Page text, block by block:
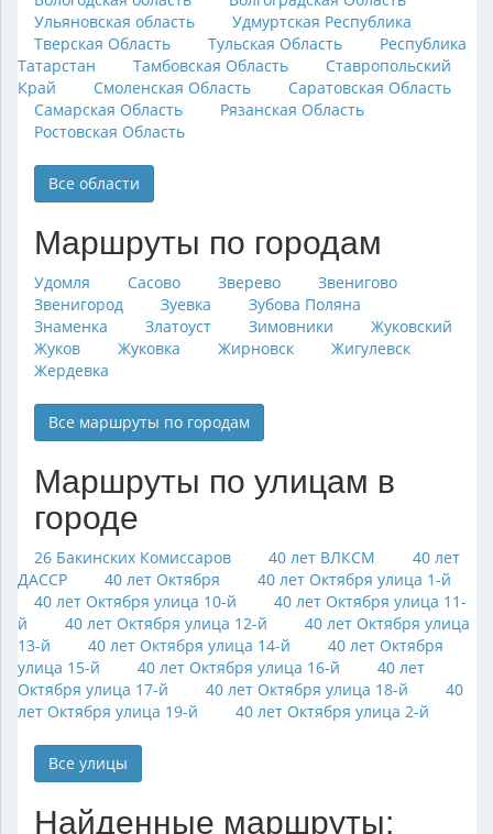
Ульяновская область
Удмуртская Республика
Тверская Область
Тульская Область
Республика
Татарстан
Тамбовская Область
Ставропольский
Край
Смоленская Область
Саратовская Область
Самарская Область
Рязанская Область
Ростовская Область
Все области
Маршруты по городам
Удомля Сасово Зверево
Звенигово
Звенигород
Зуевка
Зубова Поляна
Знаменка
Златоуст Зимовники
Жуковский
Жуков
Жуковка Жирновск
Жигулевск
Жердевка
Все маршруты по городам
Маршруты по улицам в
городе
26 Бакинских Комиссаров 40 лет ВЛКСМ
40 лет
ДАССР
40 лет Октября
40 лет Октября улица 1-й
40 лет Октября улица 10-й
40 лет Октября улица 11-
й
40 лет Октября улица 12-й
40 лет Октября улица
13-й
40 лет Октября улица 14-й
40 лет Октября
улица 15-й
40 лет Октября улица 16-й
40 лет
Октября улица 17-й
40 лет Октября улица 18-й
40
лет Октября улица 19-й
40 лет Октября улица 2-й
Все улицы
Найденные маршруты: